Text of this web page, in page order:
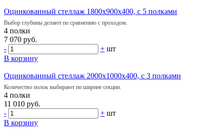
Оцинкованный стеллаж 1800х900х400, с 5 полками
Выбор глубины делают по сравнению с проходом.
4 полки
7 070 руб.
-
+ шт
В корзину
Оцинкованный стеллаж 2000х1000х400, с 3 полками
Количество полок выбирают по ширине секции.
4 полки
11 010 руб.
-
+ шт
В корзину